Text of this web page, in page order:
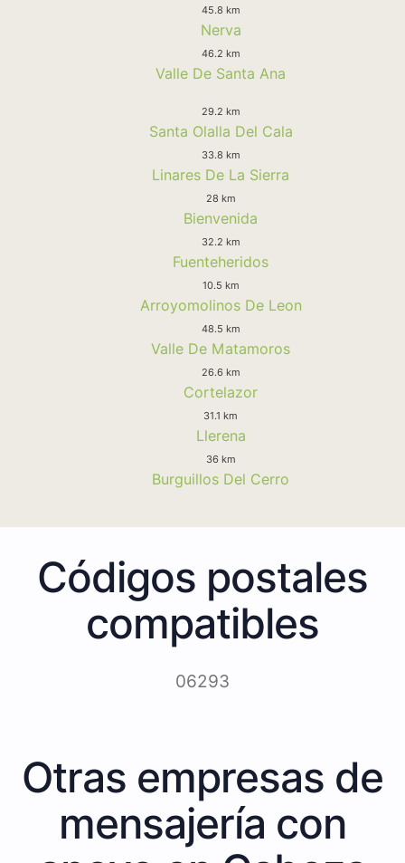
45.8 km
Nerva
46.2 km
Valle De Santa Ana
29.2 km
Santa Olalla Del Cala
33.8 km
Linares De La Sierra
28 km
Bienvenida
32.2 km
Fuenteheridos
10.5 km
Arroyomolinos De Leon
48.5 km
Valle De Matamoros
26.6 km
Cortelazor
31.1 km
Llerena
36 km
Burguillos Del Cerro
Códigos postales
compatibles
06293
Otras empresas de
mensajería con